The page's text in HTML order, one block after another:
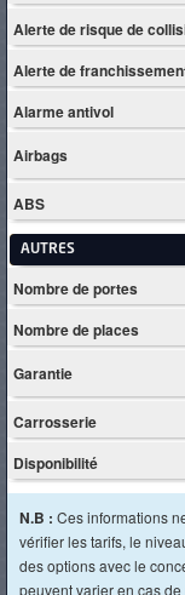
Alerte de risque de
Alerte de
Alarme antivol
Airbags
ABS
AUTRES
Nombre de portes
Nombre de places
Garantie
Carrosserie
Disponibilité
N.B : Ces informations
vérifier les tarifs, le
des options avec le
peuvent varier en cas